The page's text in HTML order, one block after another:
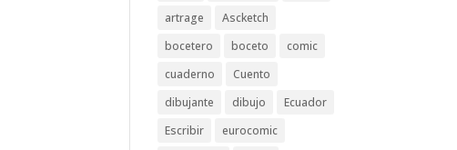
artrage
Ascketch
bocetero
boceto
comic
cuaderno
Cuento
dibujante
dibujo
Ecuador
Escribir
eurocomic